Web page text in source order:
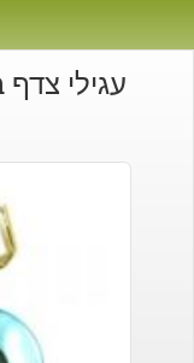
עגילי צדף